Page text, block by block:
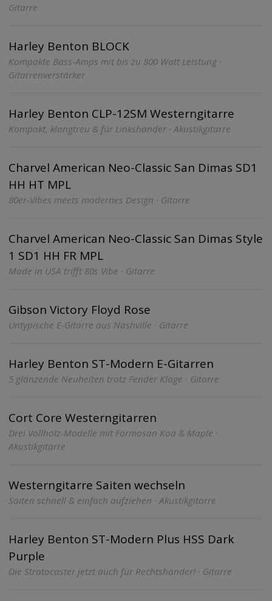
Gitarre
Harley Benton BLOCK
Kompakte Bass-Amps mit bis zu 800 Watt Leistung ·
Gitarrenverstärker
Harley Benton CLP-12SM Westerngitarre
Kompakt, klangtreu & für Linkshänder · Akustikgitarre
Charvel American Neo-Classic San Dimas SD1
HH HT MPL
80er-Vibes meets modernes Design · Gitarre
Charvel American Neo-Classic San Dimas Style
1 SD1 HH FR MPL
Made in USA trifft 80s Vibe · Gitarre
Gibson Victory Floyd Rose
Untypische E-Gitarre aus Nashville · Gitarre
Harley Benton ST-Modern E-Gitarren
5 glänzende Neuheiten trotz Fender Klage · Gitarre
Cort Core Westerngitarren
Drei Vollholz-Modelle mit Formosan Koa & Maple ·
Akustikgitarre
Westerngitarre Saiten wechseln
Saiten schnell & einfach aufziehen · Akustikgitarre
Harley Benton ST-Modern Plus HSS Dark
Purple
Die Stratocaster jetzt auch für Rechtshänder! · Gitarre